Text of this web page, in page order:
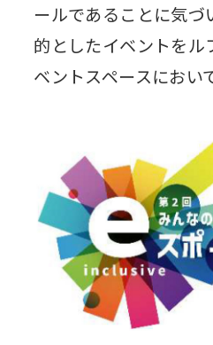
ールであることに気づ
的としたイベントを
ベントスペースにおい